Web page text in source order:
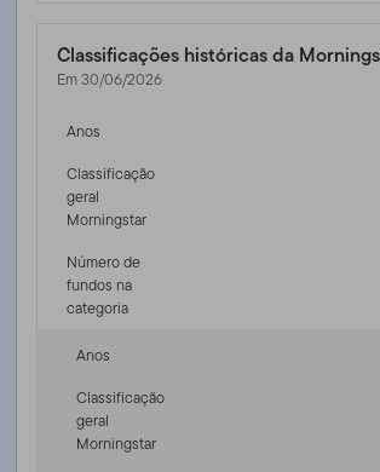
Classificações históricas da
Em 30/06/2026
Anos
Classificação
geral
Morningstar
Número de
fundos na
categoria
Anos
Classificação
geral
Morningstar